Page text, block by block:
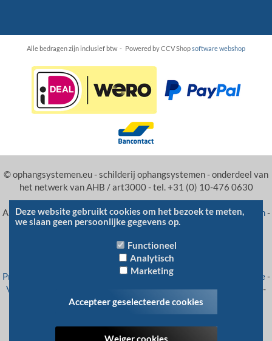
Alle bedragen zijn inclusief btw - Powered by CCV Shopsoftware webshop
Deze website gebruikt cookies om het bezoek te meten,
we slaan geen persoonlijke gegevens op.
Functioneel
Analytisch
Marketing
Accepteer geselecteerde cookies
Weiger cookies
© ophangsystemen.eu - schilderij ophangsystemen - onderdeel van
het netwerk van AHB / art3000 - tel. +31 (0) 10-476 0630
Andere sites van AHB:Lijstenmakerij- Schilderij ophangsystemen-
online lijstenmakerij-fotolijstenwissellijsten
wissellijsten
Privacy statement RSS feeds- Veelgestelde vragen Betaalwijze-
Verzenden en retourneren
Algemene voorwaarden-
-
Sitemap
Typefouten en tussentijdse prijswijzigingen voorbehouden